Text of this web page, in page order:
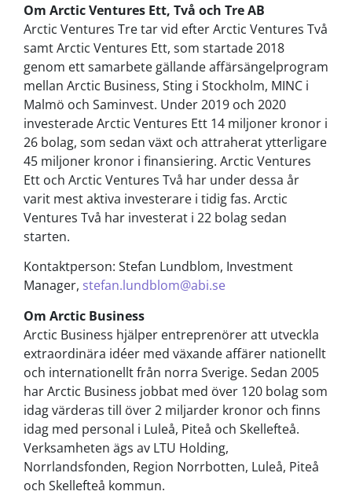
Om Arctic Ventures Ett, Två och Tre AB
Arctic Ventures Tre tar vid efter Arctic Ventures Två
samt Arctic Ventures Ett, som startade 2018
genom ett samarbete gällande affärsängelprogram
mellan Arctic Business, Sting i Stockholm, MINC i
Malmö och Saminvest. Under 2019 och 2020
investerade Arctic Ventures Ett 14 miljoner kronor i
26 bolag, som sedan växt och attraherat ytterligare
45 miljoner kronor i finansiering. Arctic Ventures
Ett och Arctic Ventures Två har under dessa år
varit mest aktiva investerare i tidig fas. Arctic
Ventures Två har investerat i 22 bolag sedan
starten.
Kontaktperson: Stefan Lundblom, Investment
Manager, stefan.lundblom@abi.se
Om Arctic Business
Arctic Business hjälper entreprenörer att utveckla
extraordinära idéer med växande affärer nationellt
och internationellt från norra Sverige. Sedan 2005
har Arctic Business jobbat med över 120 bolag som
idag värderas till över 2 miljarder kronor och finns
idag med personal i Luleå, Piteå och Skellefteå.
Verksamheten ägs av LTU Holding,
Norrlandsfonden, Region Norrbotten, Luleå, Piteå
och Skellefteå kommun.